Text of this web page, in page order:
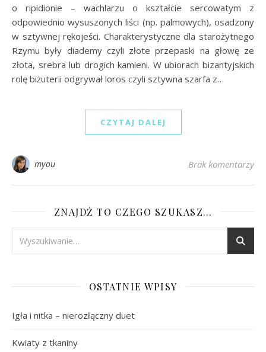
o ripidionie – wachlarzu o kształcie sercowatym z
odpowiednio wysuszonych liści (np. palmowych), osadzony
w sztywnej rękojeści. Charakterystyczne dla starożytnego
Rzymu były diademy czyli złote przepaski na głowę ze
złota, srebra lub drogich kamieni. W ubiorach bizantyjskich
rolę biżuterii odgrywał loros czyli sztywna szarfa z…
CZYTAJ DALEJ
myou Brak komentarzy
ZNAJDŹ TO CZEGO SZUKASZ…
OSTATNIE WPISY
Igła i nitka – nierozłączny duet
Kwiaty z tkaniny